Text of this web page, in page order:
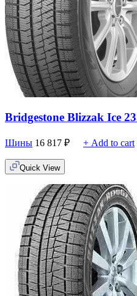
Bridgestone Blizzak Ice
Шины 16 817 ₽ + Add to cart
Quick View